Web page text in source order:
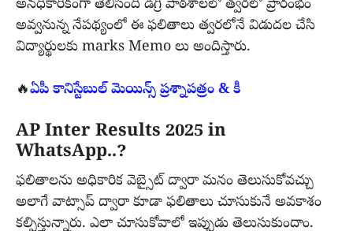
అనధికారికంగా తెలిసింది డిగ్రీ పాఠశాలలో త్వరలో ప్రారంభం
అవ్వనున్న నేపథ్యంలో ఈ ఫలితాలు త్వరలోనే విడుదల చేసి
విద్యార్థులకు marks Memo లు అందిస్తారు.
🔥ఏపీ కానిస్టేబుల్ మెయిన్స్ ప్రశ్నాపత్రం & కీ
AP Inter Results 2025 in
WhatsApp..?
ఫలితాలను అధికారిక వెబ్సైట్ ద్వారా మనం తెలుసుకోవచ్చు
అలాగే వాట్సాప్ ద్వారా కూడా ఫలితాలు చూసుకునే అవకాశం
కల్పిస్తున్నారు. ఎలా చూసుకోవాలో ఇప్పుడు తెలుసుకుందాం.